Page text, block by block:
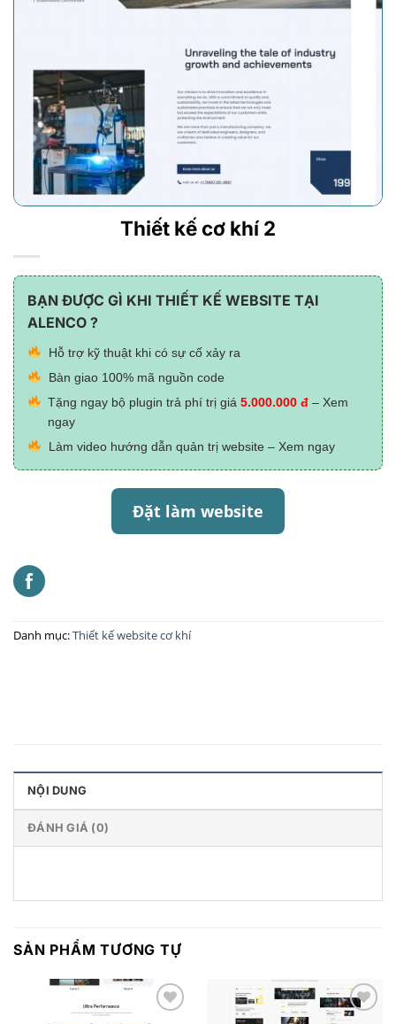
Thiết kế cơ khí 2
BẠN ĐƯỢC GÌ KHI THIẾT KẾ WEBSITE TẠI
ALENCO ?
Hỗ trợ kỹ thuật khi có sự cố xảy ra
Bàn giao 100% mã nguồn code
Tặng ngay bộ plugin trả phí trị giá5.000.000 đ – Xem
ngay
Làm video hướng dẫn quản trị website – Xem ngay
Đặt làm website
Danh mục:Thiết kế website cơ khí
NỘI DUNG
ĐÁNH GIÁ (0)
SẢN PHẨM TƯƠNG TỰ